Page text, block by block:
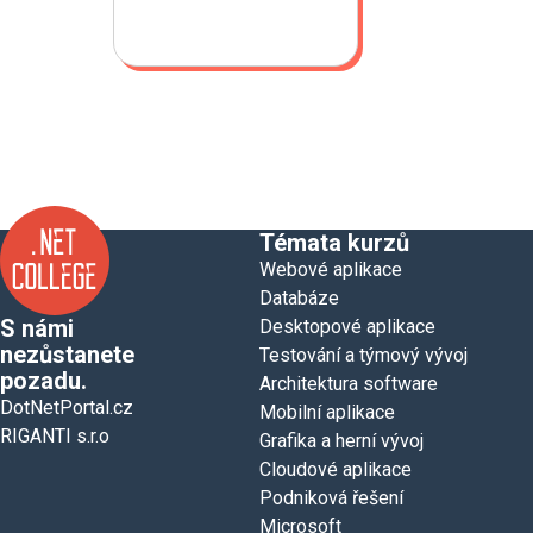
S námi
nezůstanete
pozadu.
DotNetPortal.cz
RIGANTI s.r.o
Témata kurzů
Webové aplikace
Databáze
Desktopové aplikace
Testování a týmový vývoj
Architektura software
Mobilní aplikace
Grafika a herní vývoj
Cloudové aplikace
Podniková řešení
Microsoft